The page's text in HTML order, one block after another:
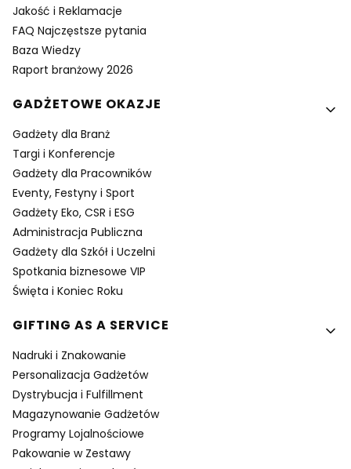
Jakość i Reklamacje
FAQ Najczęstsze pytania
Baza Wiedzy
Raport branżowy 2026
GADŻETOWE OKAZJE
Gadżety dla Branż
Targi i Konferencje
Gadżety dla Pracowników
Eventy, Festyny i Sport
Gadżety Eko, CSR i ESG
Administracja Publiczna
Gadżety dla Szkół i Uczelni
Spotkania biznesowe VIP
Święta i Koniec Roku
GIFTING AS A SERVICE
Nadruki i Znakowanie
Personalizacja Gadżetów
Dystrybucja i Fulfillment
Magazynowanie Gadżetów
Programy Lojalnościowe
Pakowanie w Zestawy